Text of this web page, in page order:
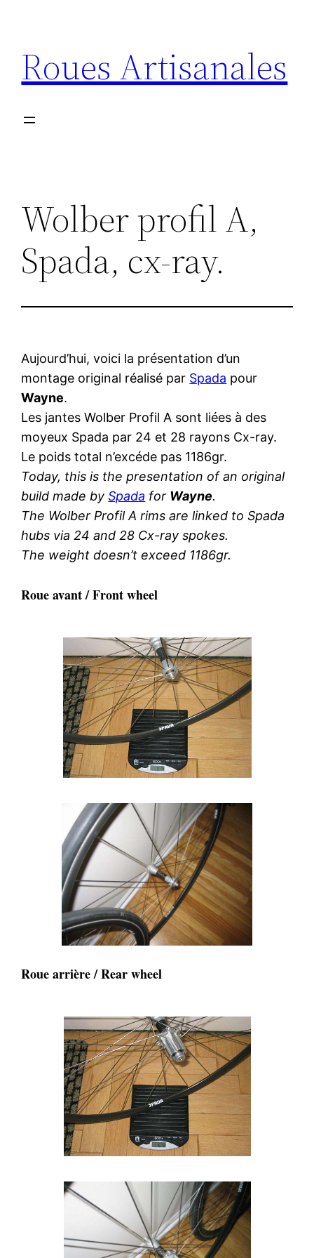
contenu
Roues Artisanales
Wolber profil A,
Spada, cx-ray.
Aujourd’hui, voici la présentation d’un
montage original réalisé par Spada pour
Wayne.
Les jantes Wolber Profil A sont liées à des
moyeux Spada par 24 et 28 rayons Cx-ray.
Le poids total n’excéde pas 1186gr.
Today, this is the presentation of an original
build made bySpada for Wayne.
The Wolber Profil A rims are linked to Spada
hubs via 24 and 28 Cx-ray spokes.
The weight doesn’t exceed 1186gr.
Roue avant / Front wheel
Roue arrière / Rear wheel